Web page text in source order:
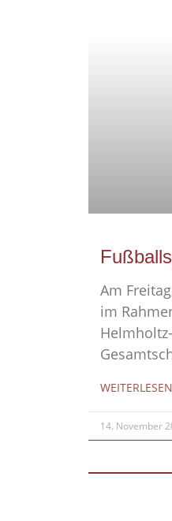
Am
im
14. November